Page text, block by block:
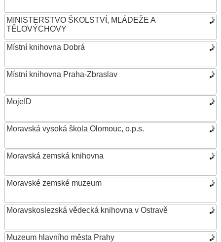
MINISTERSTVO ŠKOLSTVÍ, MLÁDEŽE A
TĚLOVÝCHOVY
Místní knihovna Dobrá
Místní knihovna Praha-Zbraslav
MojeID
Moravská vysoká škola Olomouc, o.p.s.
Moravská zemská knihovna
Moravské zemské muzeum
Moravskoslezská vědecká knihovna v Ostravě
Muzeum hlavního města Prahy